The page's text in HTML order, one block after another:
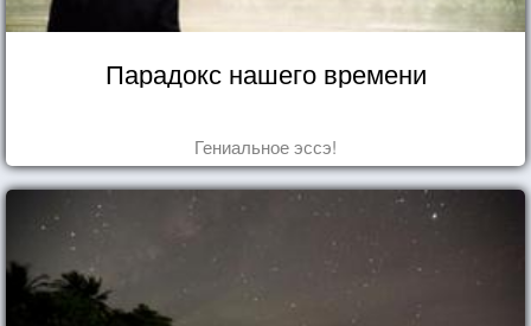
Парадокс нашего времени
Гениальное эссэ!